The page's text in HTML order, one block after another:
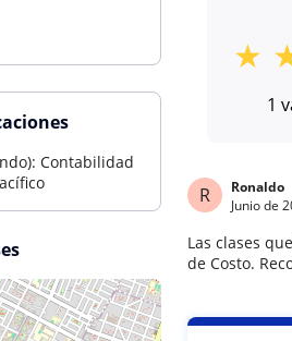
Contabilidad
★
1
R
Ronaldo
Junio de
Las clases
de Costo.